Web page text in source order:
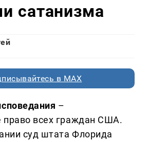
сатанизма
в MAX
–
право всех граждан США.
суд штата Флорида